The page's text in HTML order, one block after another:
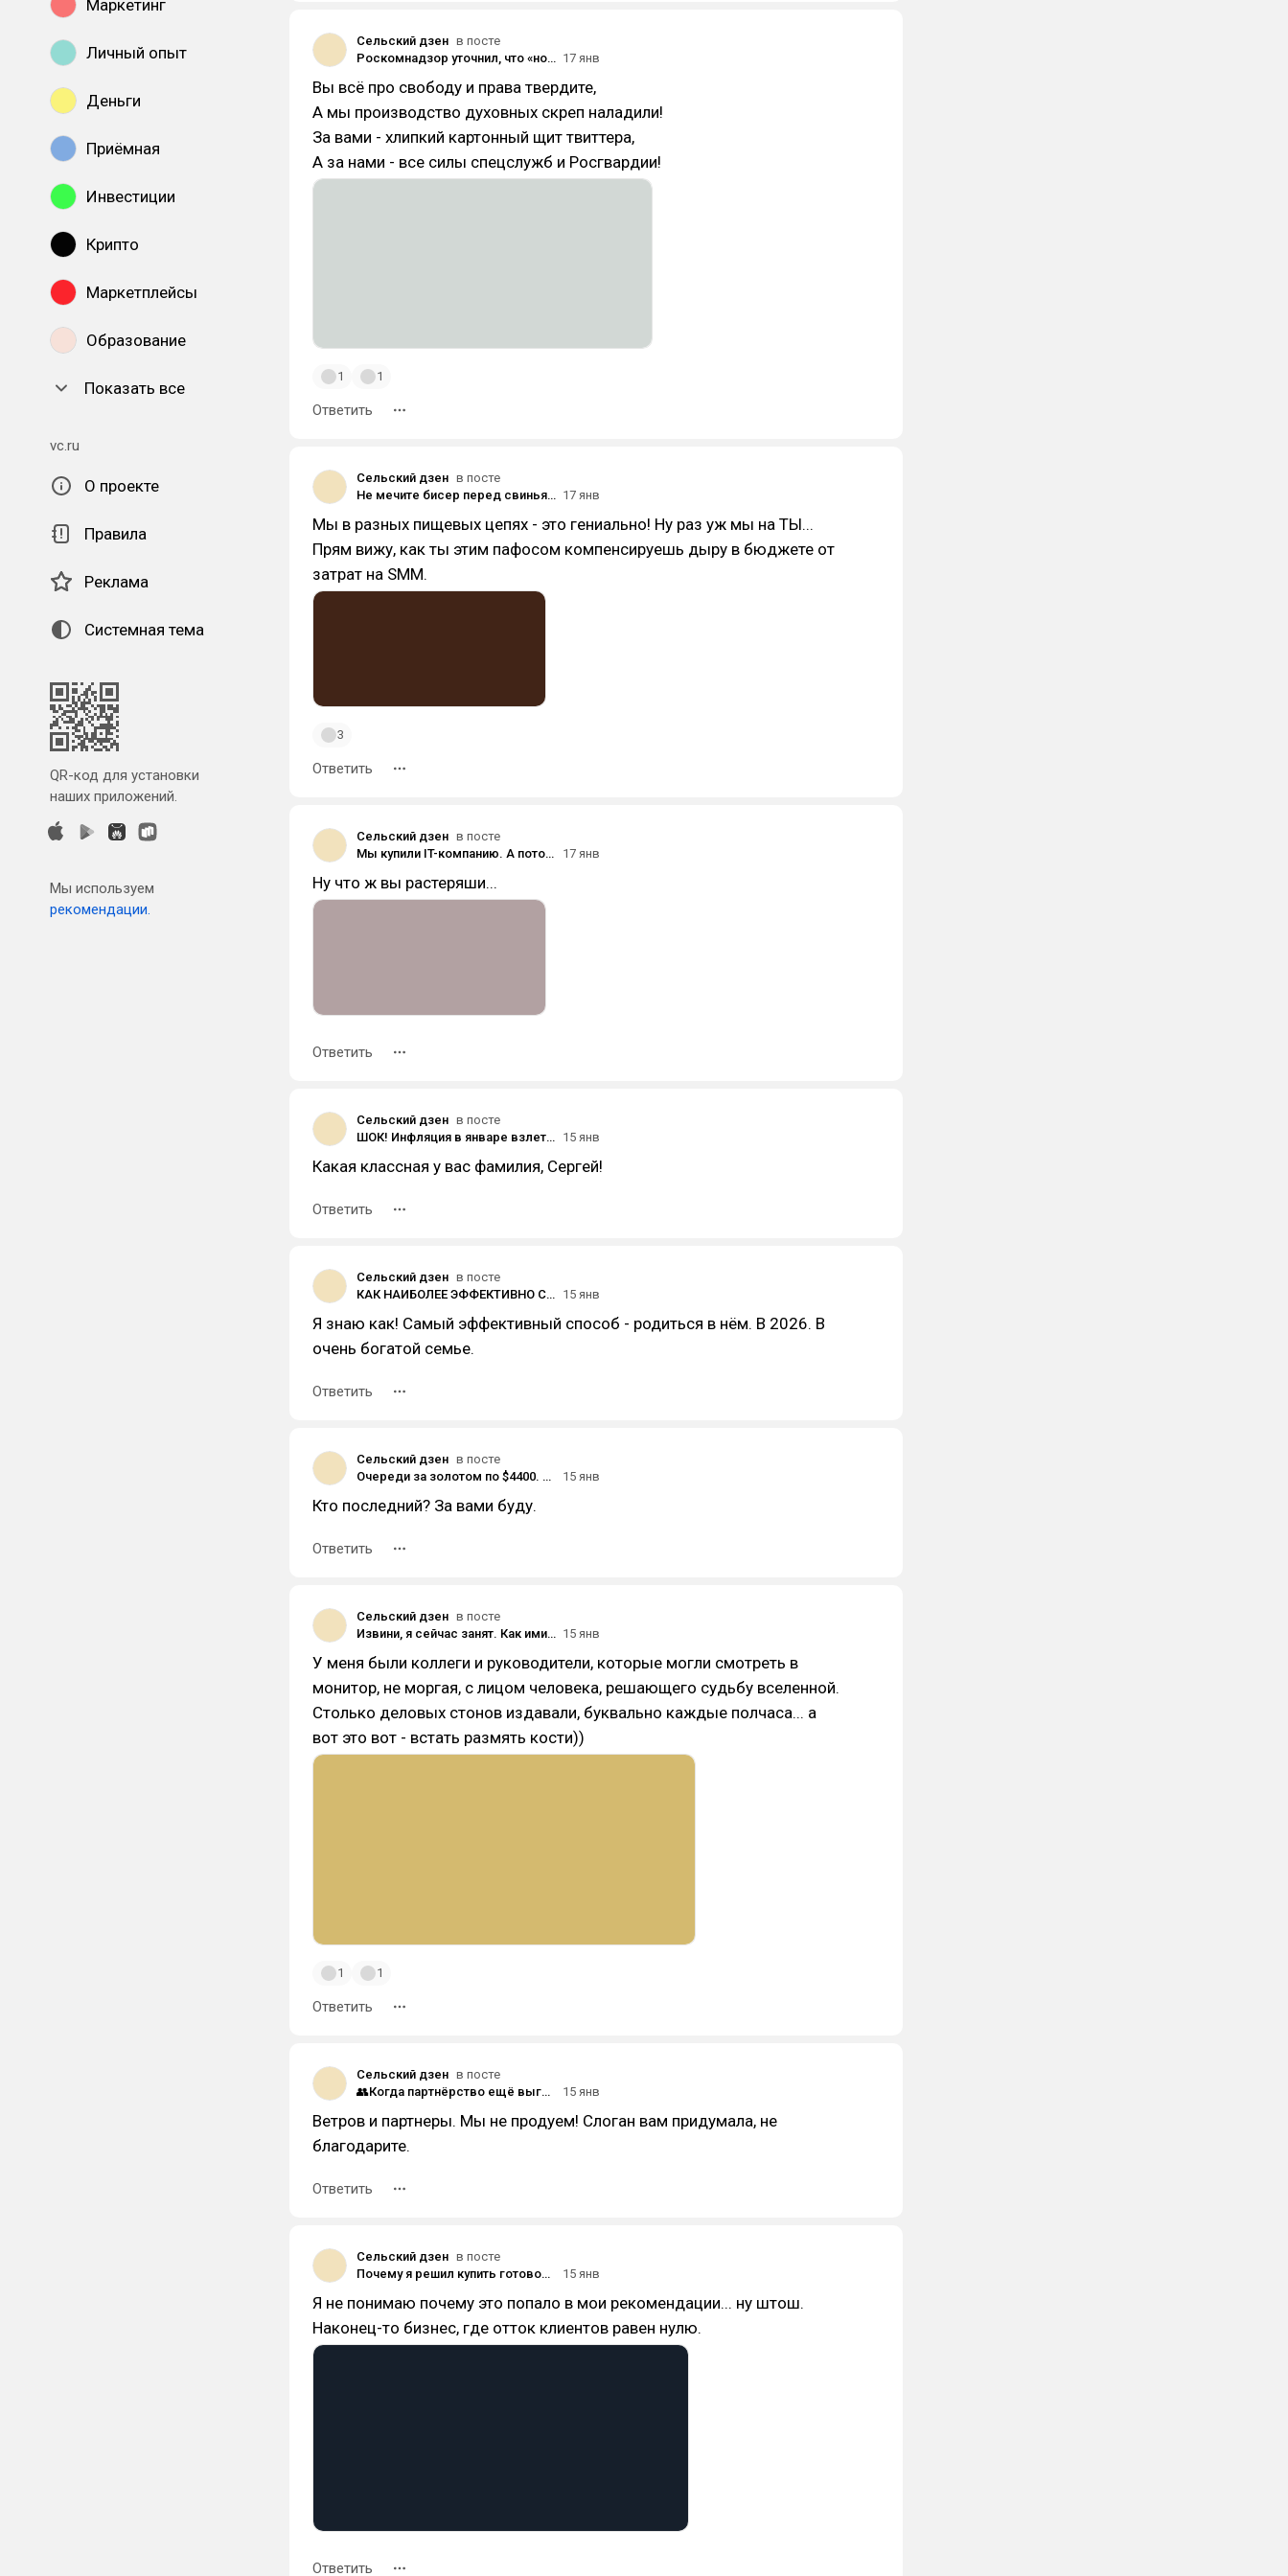
Маркетинг
Личный опыт
Деньги
Приёмная
Инвестиции
Крипто
Маркетплейсы
Образование
Показать все
vc.ru
О проекте
Правила
Реклама
Системная тема
QR-код для установки
наших приложений.
Мы используем
рекомендации.
Сельский дзен в посте
Роскомнадзор уточнил, что «новые меры по ограничению» Telegram «в настоящее время не применяются» 17 янв
Вы всё про свободу и права твердите,
А мы производство духовных скреп наладили!
За вами - хлипкий картонный щит твиттера,
А за нами - все силы спецслужб и Росгвардии!
1 1
Ответить
Сельский дзен в посте
Не мечите бисер перед свиньями. Почему я запрещаю «нищим» писать мне в личку 17 янв
Мы в разных пищевых цепях - это гениально! Ну раз уж мы на ТЫ...
Прям вижу, как ты этим пафосом компенсируешь дыру в бюджете от
затрат на SMM.
3
Ответить
Сельский дзен в посте
Мы купили IT-компанию. А потом потеряли всё, что в ней было ценного. История одного провала M&A.
17 янв
Ну что ж вы растеряши...
Ответить
Сельский дзен в посте
ШОК! Инфляция в январе взлетела до 38% годовых!
15 янв
Какая классная у вас фамилия, Сергей!
Ответить
Сельский дзен в посте
КАК НАИБОЛЕЕ ЭФФЕКТИВНО СОХРАНИТЬ И ПРИУМНОЖИТЬ КАПИТАЛ В 2025-2026 ГОДУ
15 янв
Я знаю как! Самый эффективный способ - родиться в нём. В 2026. В
очень богатой семье.
Ответить
Сельский дзен в посте
Очереди за золотом по $4400. Почему это сигнал НЕ покупать, а ждать?
15 янв
Кто последний? За вами буду.
Ответить
Сельский дзен в посте
Извини, я сейчас занят. Как имитация бурной деятельности позволяет выживать в офисе. 15 янв
У меня были коллеги и руководители, которые могли смотреть в
монитор, не моргая, с лицом человека, решающего судьбу вселенной.
Столько деловых стонов издавали, буквально каждые полчаса... а
вот это вот - встать размять кости))
1 1
Ответить
Сельский дзен в посте
👥Когда партнёрство ещё выглядит рабочим, но уже трещит
15 янв
Ветров и партнеры. Мы не продуем! Слоган вам придумала, не
благодарите.
Ответить
Сельский дзен в посте
Почему я решил купить готовое ритуальное агентство
15 янв
Я не понимаю почему это попало в мои рекомендации... ну штош.
Наконец-то бизнес, где отток клиентов равен нулю.
Ответить